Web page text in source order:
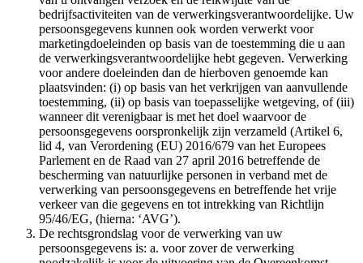
bedrijfsactiviteiten van de verwerkingsverantwoordelijke. Uw
persoonsgegevens kunnen ook worden verwerkt voor
marketingdoeleinden op basis van de toestemming die u aan
de verwerkingsverantwoordelijke hebt gegeven. Verwerking
voor andere doeleinden dan de hierboven genoemde kan
plaatsvinden: (i) op basis van het verkrijgen van aanvullende
toestemming, (ii) op basis van toepasselijke wetgeving, of (iii)
wanneer dit verenigbaar is met het doel waarvoor de
persoonsgegevens oorspronkelijk zijn verzameld (Artikel 6,
lid 4, van Verordening (EU) 2016/679 van het Europees
Parlement en de Raad van 27 april 2016 betreffende de
bescherming van natuurlijke personen in verband met de
verwerking van persoonsgegevens en betreffende het vrije
verkeer van die gegevens en tot intrekking van Richtlijn
95/46/EG, (hierna: ‘AVG’).
De rechtsgrondslag voor de verwerking van uw
persoonsgegevens is: a. voor zover de verwerking